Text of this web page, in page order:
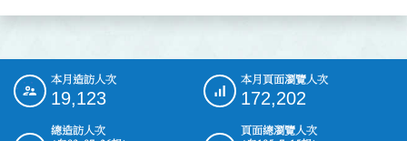
::: 本月造訪人次
19,123
本月頁面瀏覽人次
172,202
總造訪人次
頁面總瀏覽人次